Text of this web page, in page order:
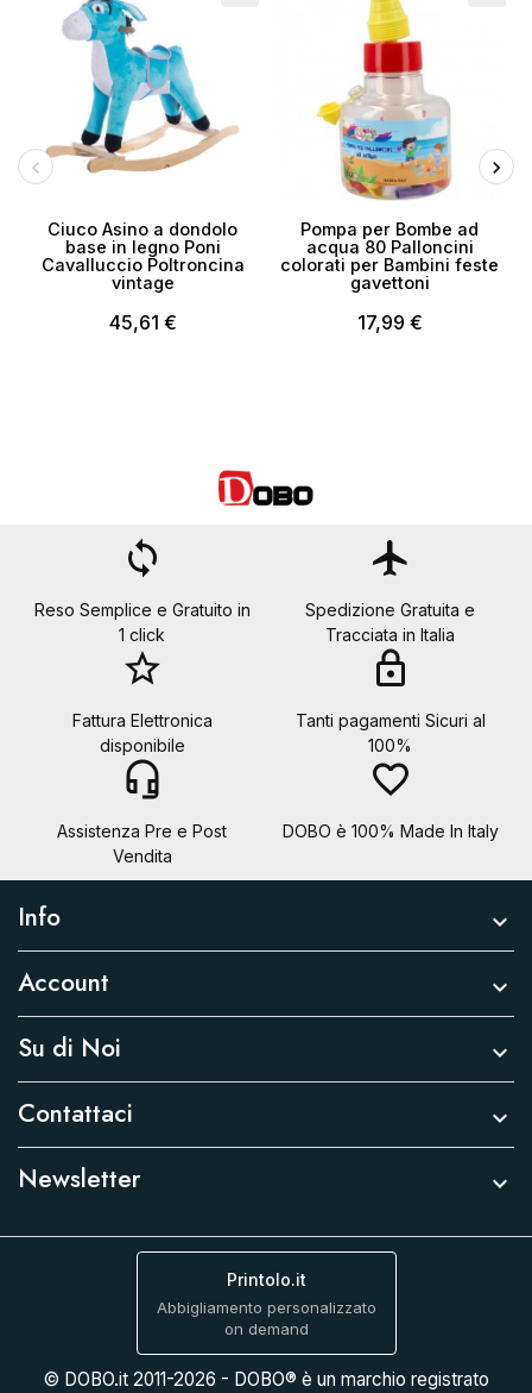
Ciuco Asino a dondolo
base in legno Poni
Cavalluccio Poltroncina
vintage
45,61 €
Pompa per Bombe ad
acqua 80 Palloncini
colorati per Bambini feste
gavettoni
17,99 €
loop
Reso Semplice e Gratuito in
1 click
flight
Spedizione Gratuita e
Tracciata in Italia
star_border
Fattura Elettronica
disponibile
lock
Tanti pagamenti Sicuri al
100%
headset_mic
Assistenza Pre e Post
Vendita
favorite_border
DOBO è 100% Made In Italy
Info 
Account 
Su di Noi 
Contattaci 
Newsletter 
Printolo.it
Abbigliamento personalizzato
on demand
© DOBO.it 2011-2026 - DOBO® è un marchio registrato